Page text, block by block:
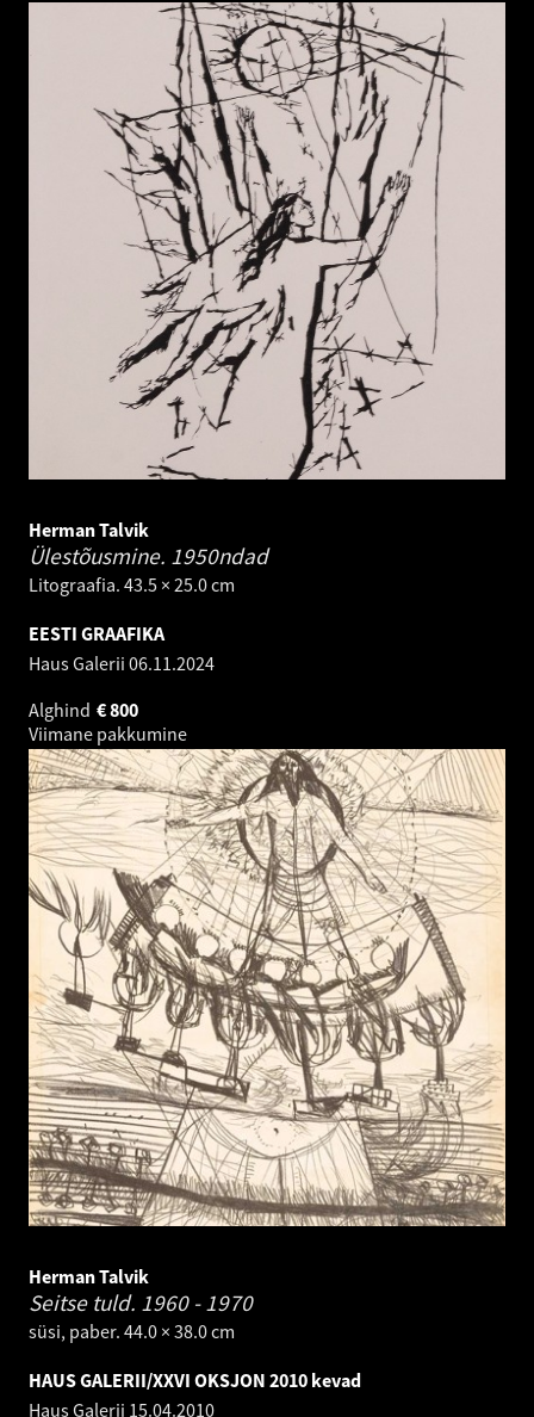
Herman Talvik
Ülestõusmine. 1950ndad
Litograafia. 43.5 × 25.0 cm
EESTI GRAAFIKA
Haus Galerii 06.11.2024
Alghind
800
€
Viimane pakkumine
Herman Talvik
Seitse tuld. 1960 - 1970
süsi, paber. 44.0 × 38.0 cm
HAUS GALERII/XXVI OKSJON 2010 kevad
Haus Galerii 15.04.2010